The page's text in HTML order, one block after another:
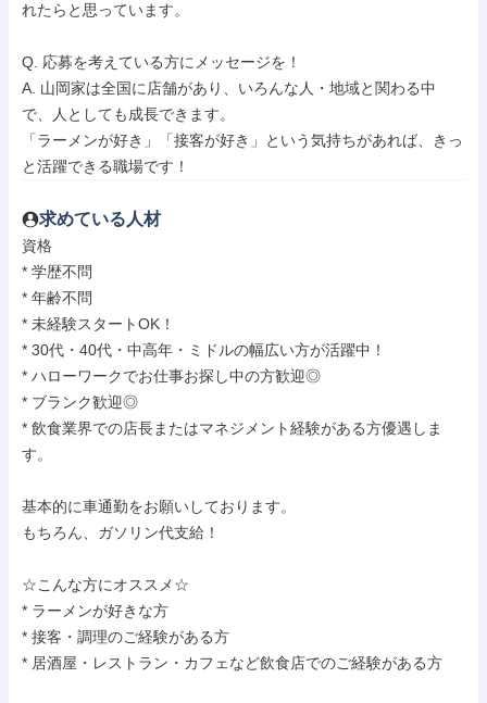
れたらと思っています。
Q. 応募を考えている方にメッセージを！
A. 山岡家は全国に店舗があり、いろんな人・地域と関わる中
で、人としても成長できます。
「ラーメンが好き」「接客が好き」という気持ちがあれば、きっ
と活躍できる職場です！
求めている人材
資格
* 学歴不問
* 年齢不問
* 未経験スタートOK！
* 30代・40代・中高年・ミドルの幅広い方が活躍中！
* ハローワークでお仕事お探し中の方歓迎◎
* ブランク歓迎◎
* 飲食業界での店長またはマネジメント経験がある方優遇しま
す。
基本的に車通勤をお願いしております。
もちろん、ガソリン代支給！
☆こんな方にオススメ☆
* ラーメンが好きな方
* 接客・調理のご経験がある方
* 居酒屋・レストラン・カフェなど飲食店でのご経験がある方